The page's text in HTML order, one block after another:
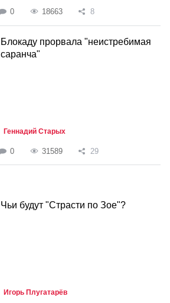
0 18663 8
Блокаду прорвала "неистребимая
саранча"
Геннадий Старых
0 31589 29
Чьи будут "Страсти по Зое"?
Игорь Плугатарёв